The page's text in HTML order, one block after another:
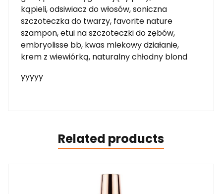
kąpieli, odsiwiacz do włosów, soniczna
szczoteczka do twarzy, favorite nature
szampon, etui na szczoteczki do zębów,
embryolisse bb, kwas mlekowy działanie,
krem z wiewiórką, naturalny chłodny blond
yyyyy
Related products